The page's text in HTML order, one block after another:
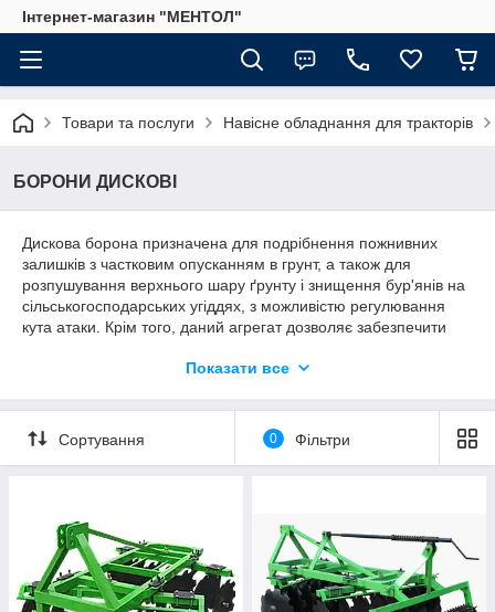
Інтернет-магазин "МЕНТОЛ"
Товари та послуги Навісне обладнання для тракторів
БОРОНИ ДИСКОВІ
Дискова борона призначена для подрібнення пожнивних
залишків з частковим опусканням в грунт, а також для
розпушування верхнього шару ґрунту і знищення бур'янів на
сільськогосподарських угіддях, з можливістю регулювання
кута атаки. Крім того, даний агрегат дозволяє забезпечити
https://agrovinavi.com.ua/g6616241-borony-diskovye
Показати все
Сортування 0 Фільтри